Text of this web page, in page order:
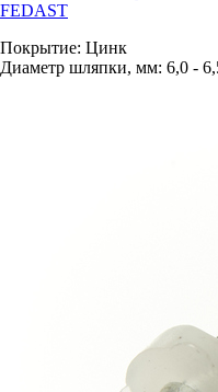
FEDAST
Покрытие: Цинк
Диаметр шляпки, мм: 6,0 -